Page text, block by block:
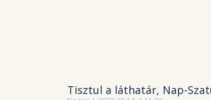
Tisztul a láthatár, Nap-